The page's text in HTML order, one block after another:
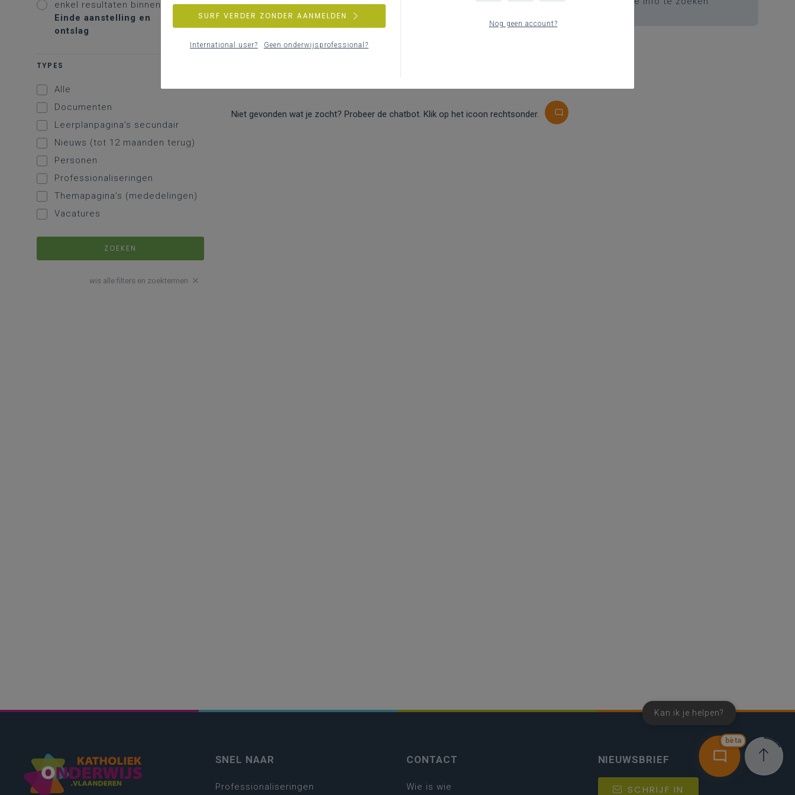
enkel resultaten binnen
Einde aanstelling en
ontslag
TYPES
Alle
Documenten
Leerplanpagina’s secundair
Nieuws (tot 12 maanden terug)
Personen
Professionaliseringen
Themapagina’s (mededelingen)
Vacatures
ZOEKEN
wis alle filters en zoektermen
Niet gevonden wat je zocht? Probeer de chatbot. Klik op het icoon rechtsonder.
bèta
Kan ik je helpen?
SNEL NAAR
Professionaliseringen
CONTACT
Wie is wie
NIEUWSBRIEF
SCHRIJF IN
Nog geen account?
SURF VERDER ZONDER AANMELDEN
International user? Geen onderwijsprofessional?